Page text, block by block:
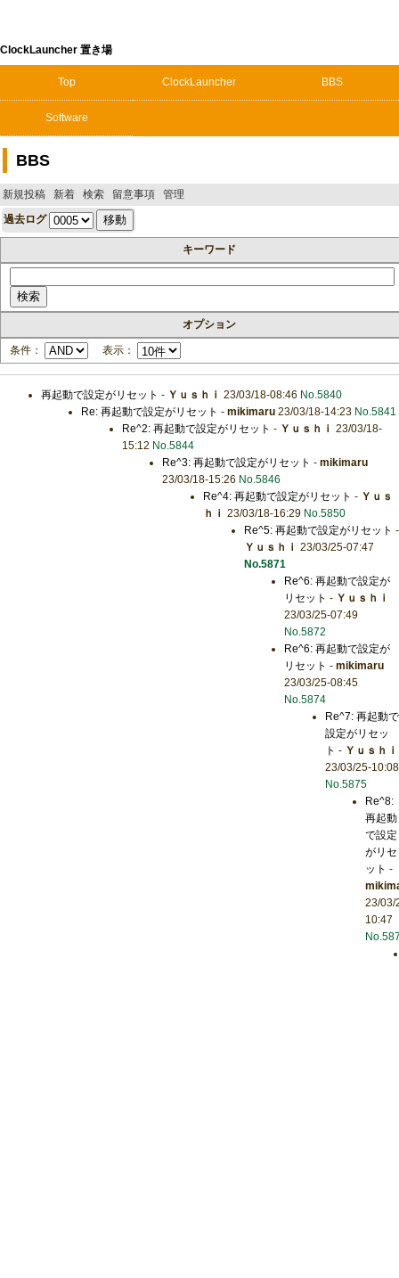
ClockLauncher 置き場
Top ClockLauncher BBS
Software
BBS
新規投稿 新着 検索 留意事項 管理
過去ログ
キーワード
オプション
条件： 表示：
再起動で設定がリセット - Ｙｕｓｈｉ 23/03/18-08:46 No.5840
Re: 再起動で設定がリセット -mikimaru 23/03/18-14:23 No.5841
Re^2: 再起動で設定がリセット - Ｙｕｓｈｉ 23/03/18-
15:12 No.5844
Re^3: 再起動で設定がリセット -mikimaru
23/03/18-15:26 No.5846
Re^4: 再起動で設定がリセット - Ｙｕｓ
ｈｉ 23/03/18-16:29 No.5850
Re^5: 再起動で設定がリセット -
Ｙｕｓｈｉ 23/03/25-07:47
No.5871
Re^6: 再起動で設定が
リセット - Ｙｕｓｈｉ
23/03/25-07:49
No.5872
Re^6: 再起動で設定が
リセット -mikimaru
23/03/25-08:45
No.5874
Re^7: 再起動で
設定がリセッ
ト - Ｙｕｓｈｉ
23/03/25-10:08
No.5875
Re^8:
再起動
で設定
がリセ
ット -
23/03/
10:47